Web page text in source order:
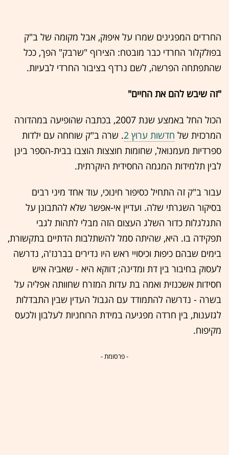
החרדים המפגינים שמרו על איפוק, אבל מקומה של ב"ק
בפולקלור החרדי כבר מובטח: הצירוף "שרבק" הפך, ככל
שהתפתחה הפרשה, לשם נרדף בציבור החרדי לבעיות.
"זה שיבש להם את החיים"
הכול החל באמצע שנת 2007, בכתבה שהופיעה במהדורה
המרכזית של חדשות ערוץ 2
. שרה ב"ק שוחחה עם ילדות
ספרדיות מעמנואל, שחומות חוצצות הוצבו בבית-הספר בינן
לבין תלמידות המגמה החסידית היוקרתית.
עבור ב"ק זה התחיל כסיפור חינוכי, עוד אחד מיני רבים
בסיקור השגרתי שלה. ועדיין אי-אפשר שלא להתבונן על
התגלגלות כדור השלג העצום הזה מבלי לתהות לגבי
תפקידה בו. היא, שהיתה סמל להשתלבות הדתיים בתקשורת,
בימים שבהם כיפות וכיסויי ראש היו נדירים בברנז'ה, נדרשה
לעסוק בחיבור בין דת ומדינה; דווקא היא - שאביה איש
חסידות אשכנזית ואמה בת עדות המזרח שחוותה אפליה על
בשרה - נדרשה להתמודד עם הגבול העדין שבין התבדלות
לגזענות, בין חרדה מפגיעה במידת הרוחניות לעלבון ולכעס
מקיפוח.
- פרסומת -